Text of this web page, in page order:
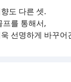
도 다른 셋.
를 통해서,
선명하게 바꾸어